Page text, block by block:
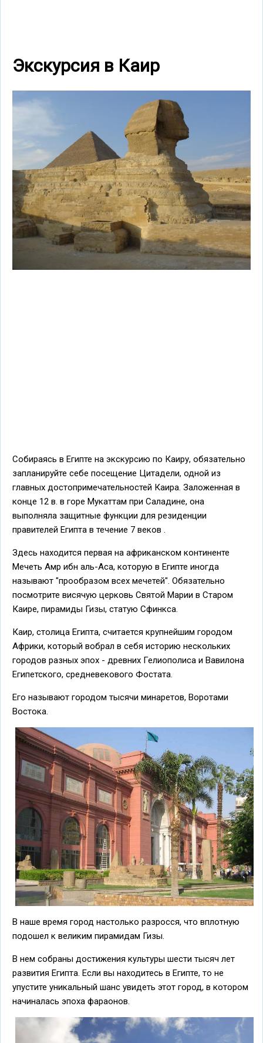
Экскурсия в Каир
Собираясь в Египте на экскурсию по Каиру, обязательно
запланируйте себе посещение Цитадели, одной из
главных достопримечательностей Каира. Заложенная в
конце 12 в. в горе Мукаттам при Саладине, она
выполняла защитные функции для резиденции
правителей Египта в течение 7 веков .
Здесь находится первая на африканском континенте
Мечеть Амр ибн аль-Аса, которую в Египте иногда
называют "прообразом всех мечетей". Обязательно
посмотрите висячую церковь Святой Марии в Старом
Каире, пирамиды Гизы, статую Сфинкса.
Каир, столица Египта, считается крупнейшим городом
Африки, который вобрал в себя историю нескольких
городов разных эпох - древних Гелиополиса и Вавилона
Египетского, средневекового Фостата.
Его называют городом тысячи минаретов, Воротами
Востока.
В наше время город настолько разросся, что вплотную
подошел к великим пирамидам Гизы.
В нем собраны достижения культуры шести тысяч лет
развития Египта. Если вы находитесь в Египте, то не
упустите уникальный шанс увидеть этот город, в котором
начиналась эпоха фараонов.